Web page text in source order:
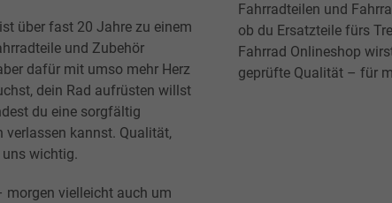
über fast 20 Jahre zu einem
und Zubehör
dafür mit umso mehr Herz
dein Rad aufrüsten willst
du eine sorgfältig
kannst. Qualität,
wichtig.
morgen vielleicht auch um
Fahrradteilen und
ob du Ersatzteile fürs
Fahrrad Onlineshop
geprüfte Qualität – für